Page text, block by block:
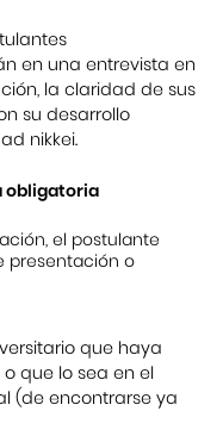
en una entrevista en
la claridad de sus
su desarrollo
nikkei.
obligatoria
el postulante
presentación o
que haya
que lo sea en el
(de encontrarse ya